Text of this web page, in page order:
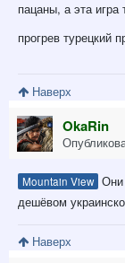
пацаны, а эта игра
прогрев турецкий
Наверх
OkaRin
Mountain View Они
дешёвом
Наверх